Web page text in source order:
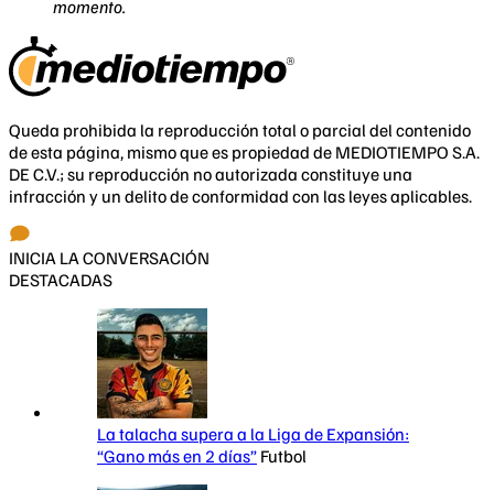
momento.
Queda prohibida la reproducción total o parcial del contenido
de esta página, mismo que es propiedad de MEDIOTIEMPO S.A.
DE C.V.; su reproducción no autorizada constituye una
infracción y un delito de conformidad con las leyes aplicables.
INICIA LA CONVERSACIÓN
DESTACADAS
La talacha supera a la Liga de Expansión:
“Gano más en 2 días” Futbol